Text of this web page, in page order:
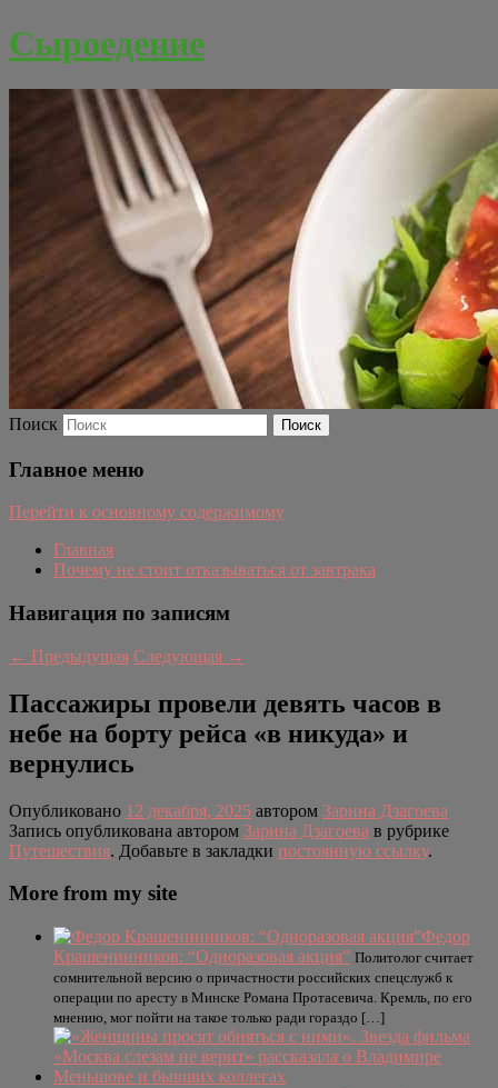
Сыроедение
Поиск
Главное меню
Перейти к основному содержимому
Главная
Почему не стоит отказываться от завтрака
Навигация по записям
← Предыдущая Следующая →
Пассажиры провели девять часов в
небе на борту рейса «в никуда» и
вернулись
Опубликовано 12 декабря, 2025 автором Зарина Дзагоева
Запись опубликована автором Зарина Дзагоева в рубрике
Путешествия. Добавьте в закладки постоянную ссылку.
More from my site
Федор
Крашенинников: “Одноразовая акция” Политолог считает
сомнительной версию о причастности российских спецслужб к
операции по аресту в Минске Романа Протасевича. Кремль, по его
мнению, мог пойти на такое только ради гораздо […]